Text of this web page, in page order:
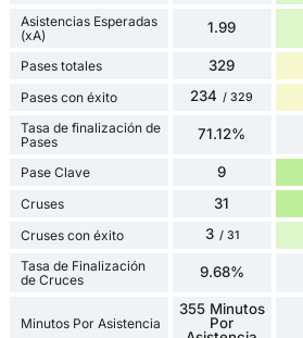
Asistencias Esperadas
(xA)
1.99
Pases totales 329
Pases con éxito 234 / 329
Tasa de finalización de
Pases
71.12%
Pase Clave 9
Cruses 31
Cruses con éxito 3 / 31
Tasa de Finalización
de Cruces
9.68%
Minutos Por Asistencia
355 Minutos
Por